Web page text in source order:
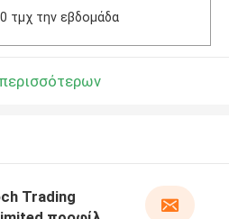
τμχ την εβδομάδα
Trading